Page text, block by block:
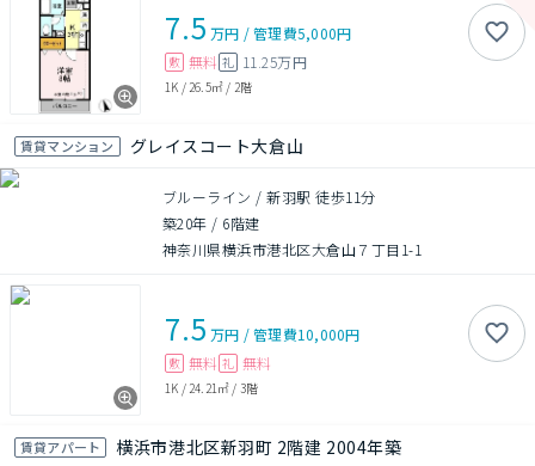
7.5 万円 /管理費5,000円
敷 無料 礼 11.25万円
1K / 26.5㎡ / 2階
賃貸マンション グレイスコート大倉山
ブルーライン / 新羽駅 徒歩11分
築20年 / 6階建
神奈川県横浜市港北区大倉山７丁目1-1
7.5 万円 /管理費10,000円
敷 無料 礼 無料
1K / 24.21㎡ / 3階
賃貸アパート 横浜市港北区新羽町 2階建 2004年築